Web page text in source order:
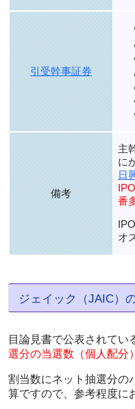
引受幹事証券
備考
主
に
日
番
オ
ジェイック（JAIC）
目論見書で公表されてい
選分の当選数（個人配分
割当数にネット抽選分の
算ですので、参考程度に